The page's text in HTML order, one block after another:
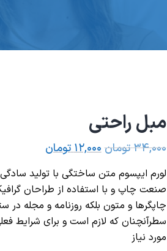
مبل راحتی
۳۴,۰۰۰تومان۱۲,۰۰۰تومان
لورم ایپسوم متن ساختگی با تولید سادگی
صنعت چاپ و با استفاده از طراحان
چاپگرها و متون بلکه روزنامه و مجله در
سطرآنچنان که لازم است و برای شرایط
مورد نیاز